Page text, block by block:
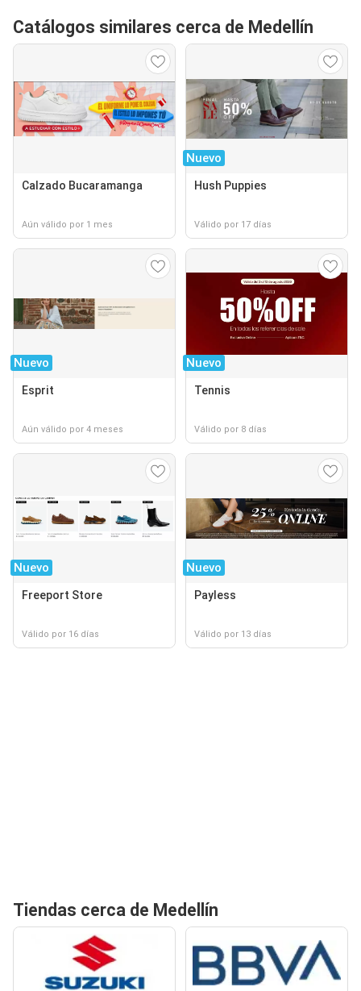
Catálogos similares cerca de Medellín
Calzado Bucaramanga
Aún válido por 1 mes
Nuevo
Hush Puppies
Válido por 17 días
Nuevo
Esprit
Aún válido por 4 meses
Nuevo
Tennis
Válido por 8 días
Nuevo
Freeport Store
Válido por 16 días
Nuevo
Payless
Válido por 13 días
Tiendas cerca de Medellín